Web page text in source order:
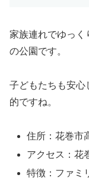
家族連れでゆっく
の公園です。
子どもたちも安心
的ですね。
住所：花巻市
アクセス：花
特徴：ファミ